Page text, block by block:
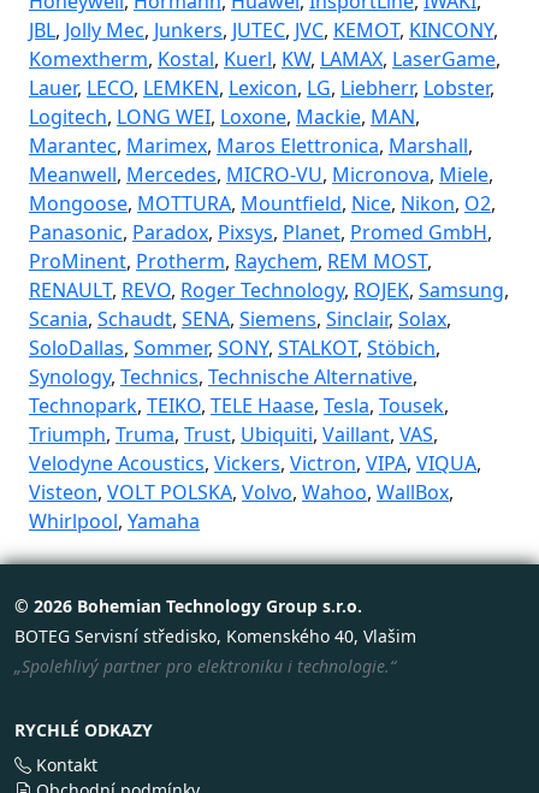
JBL, Jolly Mec, Junkers, JUTEC, JVC, KEMOT, KINCONY,
Komextherm, Kostal, Kuerl, KW, LAMAX, LaserGame,
Lauer, LECO, LEMKEN, Lexicon, LG, Liebherr, Lobster,
Logitech, LONG WEI, Loxone, Mackie, MAN,
Marantec, Marimex, Maros Elettronica, Marshall,
Meanwell, Mercedes, MICRO-VU, Micronova, Miele,
Mongoose, MOTTURA, Mountfield, Nice, Nikon, O2,
Panasonic, Paradox, Pixsys, Planet, Promed GmbH,
ProMinent, Protherm, Raychem, REM MOST,
RENAULT, REVO, Roger Technology, ROJEK, Samsung,
Scania, Schaudt, SENA, Siemens, Sinclair, Solax,
SoloDallas, Sommer, SONY, STALKOT, Stöbich,
Synology, Technics, Technische Alternative,
Technopark, TEIKO, TELE Haase, Tesla, Tousek,
Triumph, Truma, Trust, Ubiquiti, Vaillant, VAS,
Velodyne Acoustics, Vickers, Victron, VIPA, VIQUA,
Visteon, VOLT POLSKA, Volvo, Wahoo, WallBox,
Whirlpool, Yamaha
© 2026 Bohemian Technology Group s.r.o.
BOTEG Servisní středisko, Komenského 40, Vlašim
„Spolehlivý partner pro elektroniku i technologie.“
RYCHLÉ ODKAZY
Kontakt